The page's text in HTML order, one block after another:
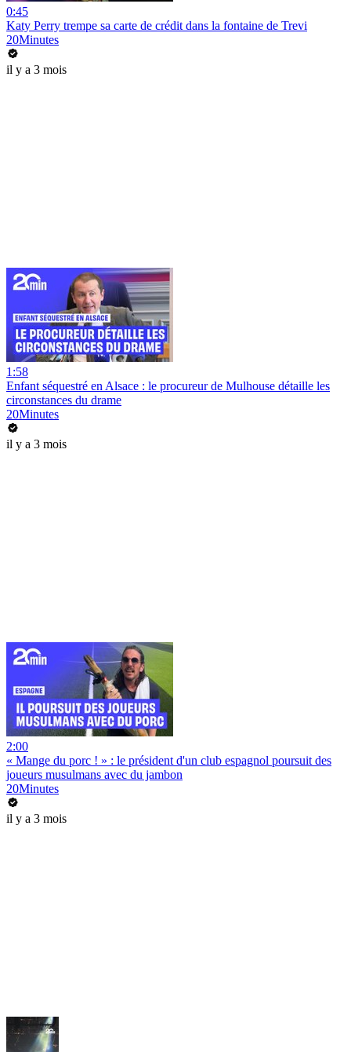
0:45
Katy Perry trempe sa carte de crédit dans la fontaine de Trevi
20Minutes
il y a 3 mois
1:58
Enfant séquestré en Alsace : le procureur de Mulhouse détaille les
circonstances du drame
20Minutes
il y a 3 mois
2:00
« Mange du porc ! » : le président d'un club espagnol poursuit des
joueurs musulmans avec du jambon
20Minutes
il y a 3 mois